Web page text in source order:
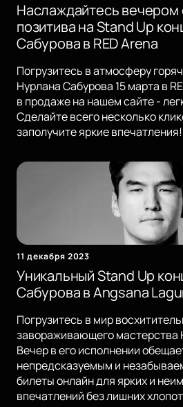
Наслаждайтесь вечером
позитива на Stand Up
Сабурова в RED Arena
Погрузитесь в атмосферу
Нурлана Сабурова 15 марта в
в продаже на нашем сайте -
Сделайте всего несколько
заполучите яркие впечатления!
11 декабря 2023
Уникальный Stand Up
Сабурова в Angsana
Погрузитесь в мир
завораживающего мастерства
Вечер в его исполнении
непредсказуемым и
билеты онлайн для ярких и
впечатлений без лишних